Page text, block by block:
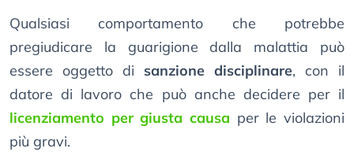
Qualsiasi comportamento che potrebbe
pregiudicare la guarigione dalla malattia può
essere oggetto di sanzione disciplinare, con il
datore di lavoro che può anche decidere per il
licenziamento per giusta causa per le violazioni
più gravi.